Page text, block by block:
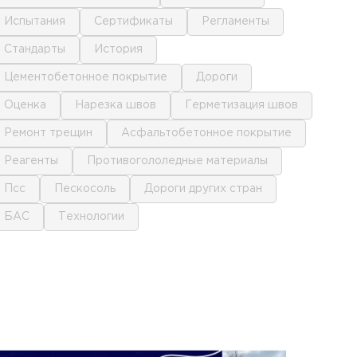
испытания сертификаты регламенты
стандарты история
цементобетонное покрытие дороги
оценка нарезка швов герметизация швов
ремонт трещин асфальтобетонное покрытие
реагенты противогололедные материалы
псс пескосоль дороги других стран
БАС технологии